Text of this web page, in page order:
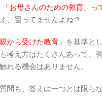
「お母さんのための教育」っ
、習ってませんよね？
から受けた教育 」を基準と
考え方はたくさんあって、
れる機会はありません。
問も、答えは一つとは限ら